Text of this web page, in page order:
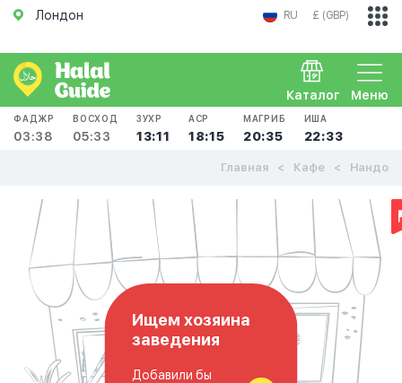
Лондон RU £ (GBP)
Меню
Каталог
ФАДЖР
03:38
ВОСХОД
05:33
ЗУХР
13:11
АСР
18:15
МАГРИБ
20:35
ИША
22:33
Главная Кафе Нандо
Ищем хозяина
заведения
Добавили бы